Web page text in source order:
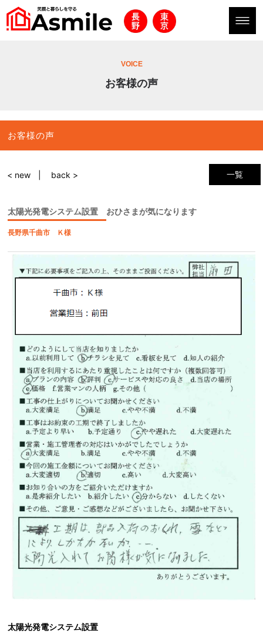
VOICE
お客様の声
お客様の声
一覧
< new back >
太陽光発電システム設置 おひさまが気になります
長野県千曲市 Ｋ様
太陽光発電システム設置